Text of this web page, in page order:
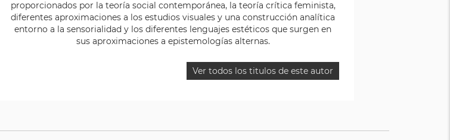
proporcionados por la teoría social contemporánea, la teoría crítica feminista,
diferentes aproximaciones a los estudios visuales y una construcción analítica
entorno a la sensorialidad y los diferentes lenguajes estéticos que surgen en
sus aproximaciones a epistemologías alternas.
Ver todos los titulos de este autor